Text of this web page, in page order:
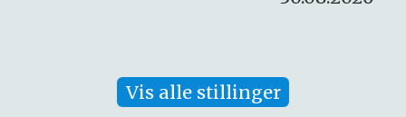
Vis alle stillinger